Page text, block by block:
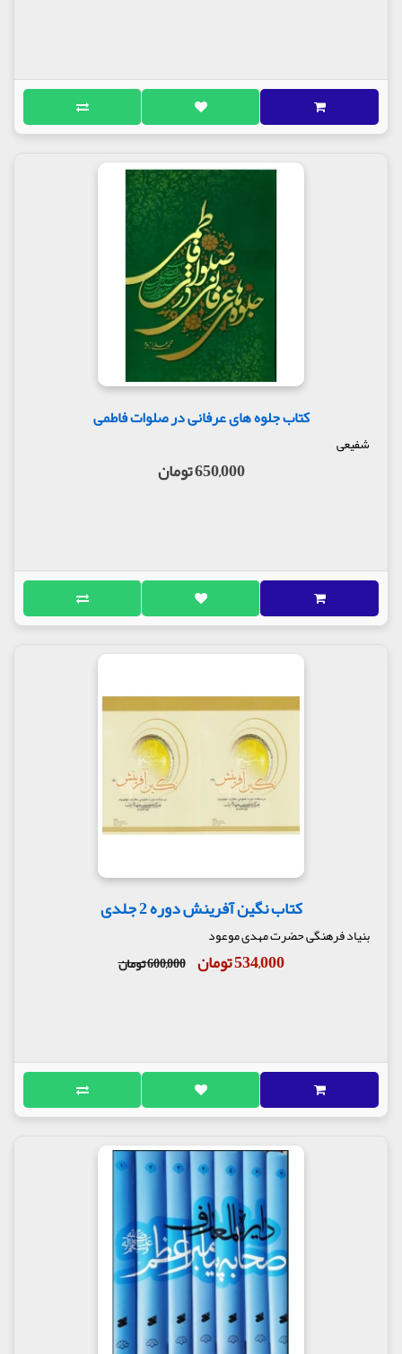
کتاب جلوه های عرفانی در صلوات فاطمی
شفیعی
650,000 تومان
کتاب نگین آفرینش دوره 2 جلدی
بنیاد فرهنگی حضرت مهدی موعود
534,000 تومان 600,000 تومان